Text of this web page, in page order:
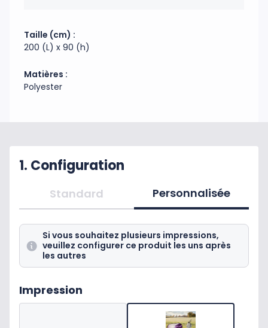
Taille (cm) :
200 (L) x 90 (h)
Matières :
Polyester
1. Configuration
Standard Personnalisée
Si vous souhaitez plusieurs impressions,
veuillez configurer ce produit les uns après
les autres
Impression